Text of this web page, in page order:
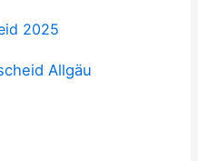
2025
Allgäu